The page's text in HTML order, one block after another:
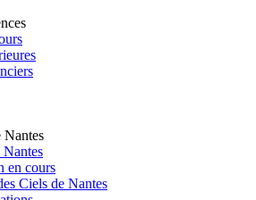
Nantes
Nantes
en cours
Ciels de Nantes